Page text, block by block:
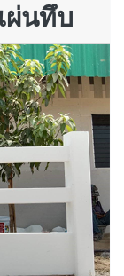
ผ่นทึบ